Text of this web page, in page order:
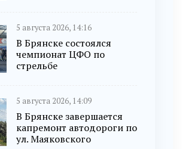
5 августа 2026, 14:16
В Брянске состоялся
чемпионат ЦФО по
стрельбе
5 августа 2026, 14:09
В Брянске завершается
капремонт автодороги по
ул. Маяковского